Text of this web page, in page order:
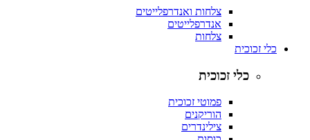
צלחות ואנדרפלייטים
אנדרפלייטים
צלחות
כלי זכוכית
כלי זכוכית
פמוטי זכוכית
הוריקנים
צילינדרים